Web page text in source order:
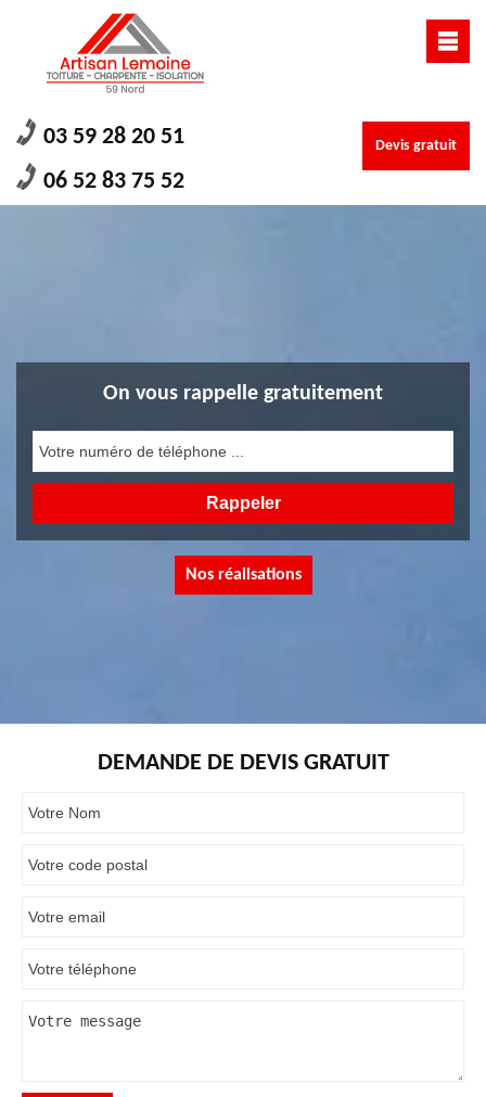
03 59 28 20 51
06 52 83 75 52
Devis gratuit
On vous rappelle gratuitement
Nos réalisations
DEMANDE DE DEVIS GRATUIT